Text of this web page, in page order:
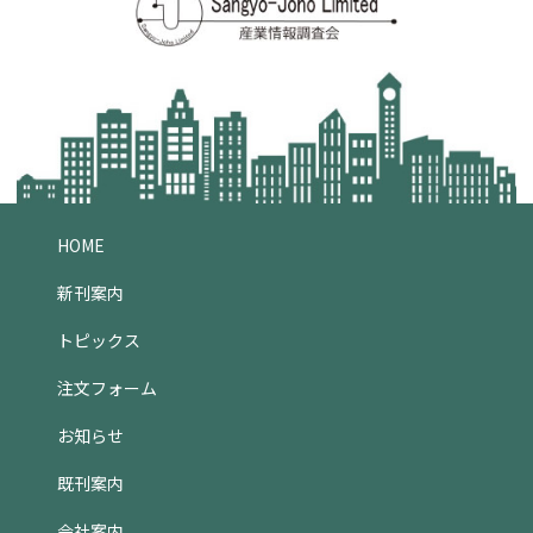
HOME
新刊案内
トピックス
注文フォーム
お知らせ
既刊案内